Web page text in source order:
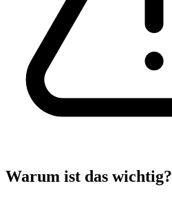
Warum ist das wichtig?